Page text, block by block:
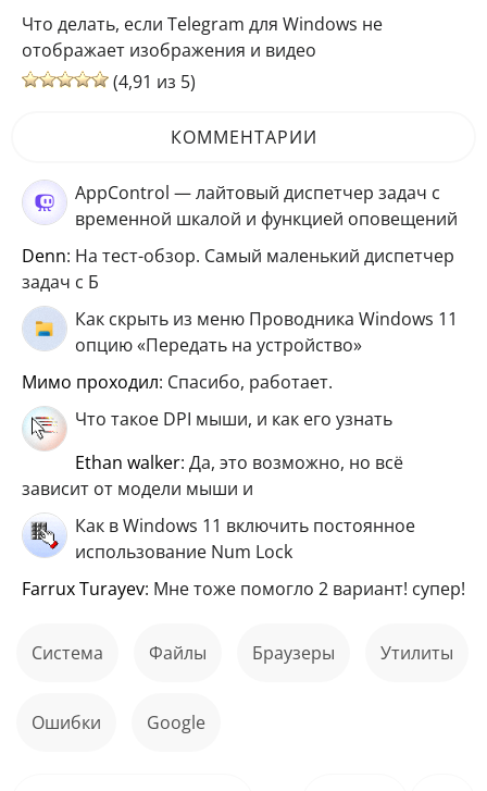
Что делать, если Telegram для Windows не
отображает изображения и видео
(4,91 из 5)
КОММЕНТАРИИ
AppControl — лайтовый диспетчер задач с
временной шкалой и функцией оповещений
Denn: На тест-обзор. Самый маленький диспетчер
задач с Б
Как скрыть из меню Проводника Windows 11
опцию «Передать на устройство»
мимо проходил: Спасибо, работает.
Что такое DPI мыши, и как его узнать
ethan walker: Да, это возможно, но всё
зависит от модели мыши и
Как в Windows 11 включить постоянное
использование Num Lock
Farrux Turayev: Мне тоже помогло 2 вариант! супер!
Система файлы Браузеры Утилиты
ошибки Google